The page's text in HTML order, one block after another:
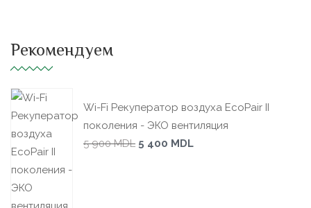
Рекомендуем
Wi-Fi Рекуператор воздуха EcoPair II
поколения - ЭКО вентиляция
5 900MDL 5 400 MDL